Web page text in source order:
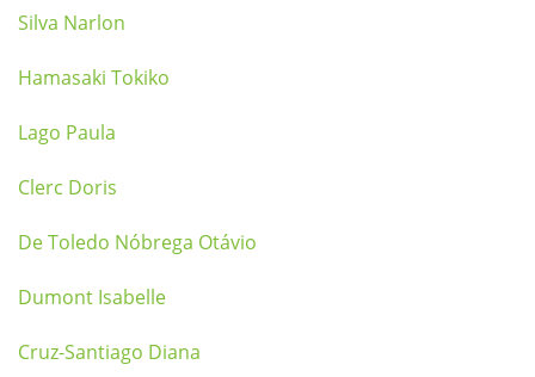
Silva Narlon
Hamasaki Tokiko
Lago Paula
Clerc Doris
De Toledo Nóbrega Otávio
Dumont Isabelle
Cruz-Santiago Diana